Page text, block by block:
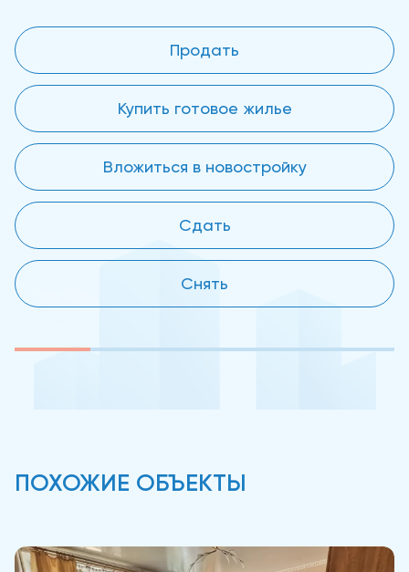
Продать
Купить готовое жилье
Вложиться в новостройку
Сдать
Снять
ПОХОЖИЕ ОБЪЕКТЫ